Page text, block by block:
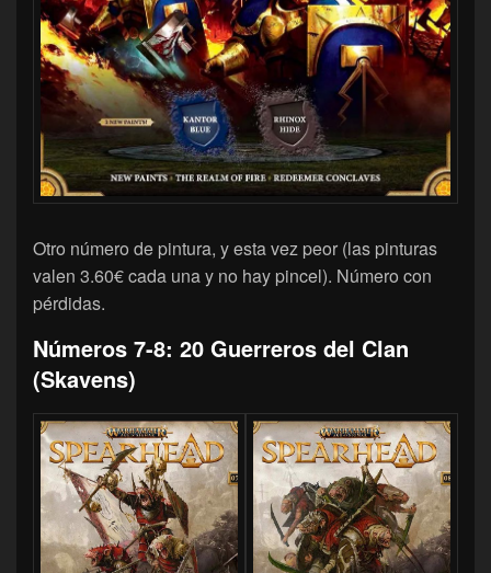
Otro número de pintura, y esta vez peor (las pinturas
valen 3.60€ cada una y no hay pincel). Número con
pérdidas.
Números 7-8: 20 Guerreros del Clan
(Skavens)